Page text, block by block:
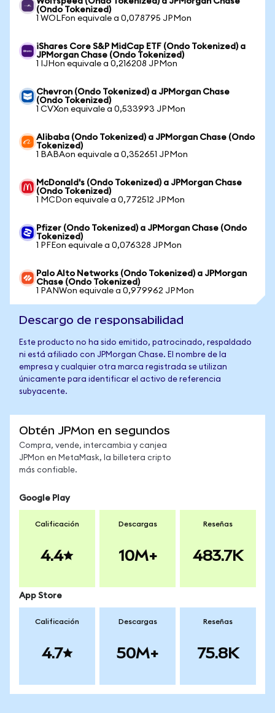
(Ondo Tokenized)
1 WOLFon equivale a 0,078795 JPMon
iShares Core S&P MidCap ETF (Ondo Tokenized) a
JPMorgan Chase (Ondo Tokenized)
1 IJHon equivale a 0,216208 JPMon
Chevron (Ondo Tokenized) a JPMorgan Chase
(Ondo Tokenized)
1 CVXon equivale a 0,533993 JPMon
Alibaba (Ondo Tokenized) a JPMorgan Chase (Ondo
Tokenized)
1 BABAon equivale a 0,352651 JPMon
McDonald's (Ondo Tokenized) a JPMorgan Chase
(Ondo Tokenized)
1 MCDon equivale a 0,772512 JPMon
Pfizer (Ondo Tokenized) a JPMorgan Chase (Ondo
Tokenized)
1 PFEon equivale a 0,076328 JPMon
Palo Alto Networks (Ondo Tokenized) a JPMorgan
Chase (Ondo Tokenized)
1 PANWon equivale a 0,979962 JPMon
Descargo de responsabilidad
Este producto no ha sido emitido, patrocinado, respaldado
ni está afiliado con JPMorgan Chase. El nombre de la
empresa y cualquier otra marca registrada se utilizan
únicamente para identificar el activo de referencia
subyacente.
Obtén JPMon en segundos
Compra, vende, intercambia y canjea
JPMon en MetaMask, la billetera cripto
más confiable.
Google Play
Calificación
4.4
Descargas
10M+
Reseñas
483.7K
App Store
Calificación
4.7
Descargas
50M+
Reseñas
75.8K